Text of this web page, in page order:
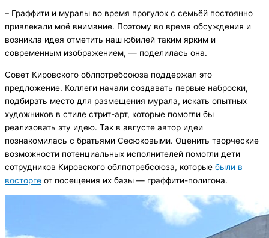
– Граффити и муралы во время прогулок с семьёй постоянно
привлекали моё внимание. Поэтому во время обсуждения и
возникла идея отметить наш юбилей таким ярким и
современным изображением, — поделилась она.
Совет Кировского облпотребсоюза поддержал это
предложение. Коллеги начали создавать первые наброски,
подбирать место для размещения мурала, искать опытных
художников в стиле стрит-арт, которые помогли бы
реализовать эту идею. Так в августе автор идеи
познакомилась с братьями Сесюковыми. Оценить творческие
возможности потенциальных исполнителей помогли дети
сотрудников Кировского облпотребсоюза, которые были в
восторге от посещения их базы — граффити-полигона.